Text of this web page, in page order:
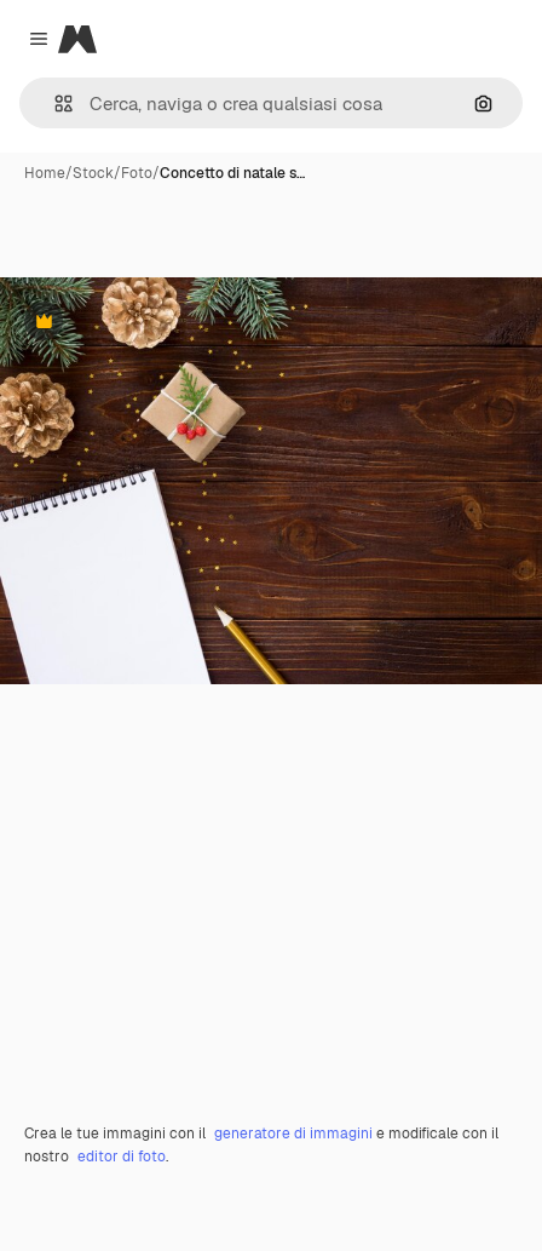
Close menu
Magnific
Cerca
Home/Stock/Foto/Concetto di natale s…
Premium
Crea le tue immagini con il generatore di immagini e modificale con il
nostro editor di foto.